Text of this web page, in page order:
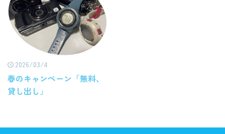
2026/03/4
春のキャンペーン「無料、
貸し出し」